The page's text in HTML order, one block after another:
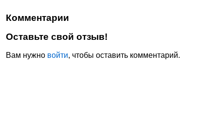
Комментарии
Оставьте свой отзыв!
Вам нужно войти, чтобы оставить комментарий.